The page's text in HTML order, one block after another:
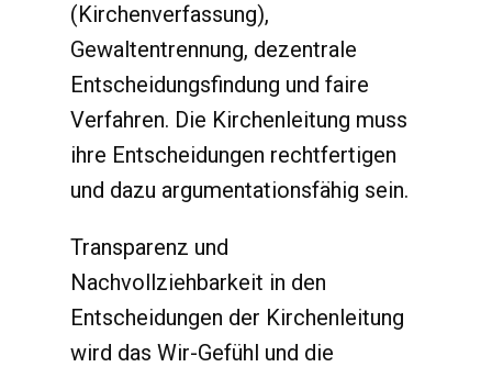
(Kirchenverfassung),
Gewaltentrennung, dezentrale
Entscheidungsfindung und faire
Verfahren. Die Kirchenleitung muss
ihre Entscheidungen rechtfertigen
und dazu argumentationsfähig sein.
Transparenz und
Nachvollziehbarkeit in den
Entscheidungen der Kirchenleitung
wird das Wir-Gefühl und die